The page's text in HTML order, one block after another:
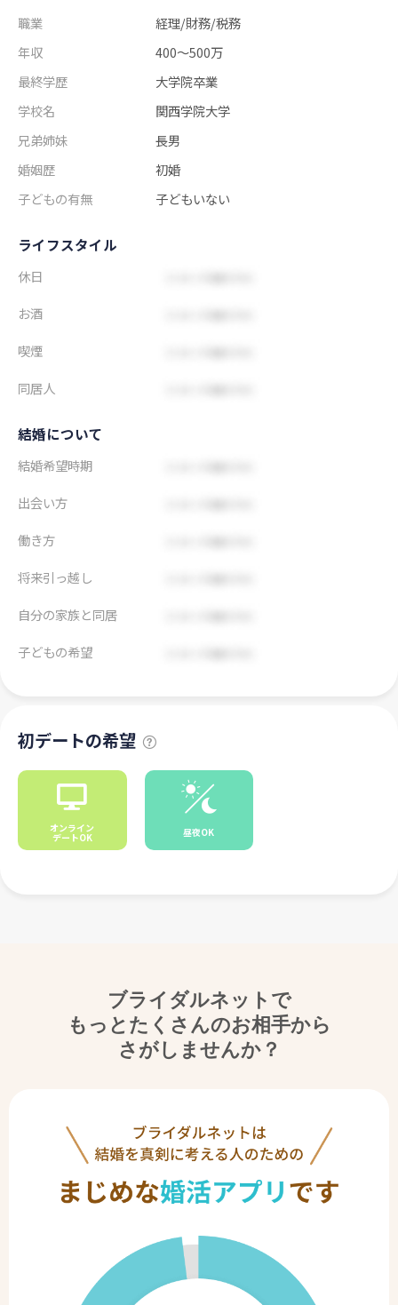
職業
経理/財務/税務
年収
400～500万
最終学歴
大学院卒業
学校名
関西学院大学
兄弟姉妹
長男
婚姻歴
初婚
子どもの有無
子どもいない
ライフスタイル
休日
お酒
喫煙
同居人
結婚について
結婚希望時期
出会い方
働き方
将来引っ越し
自分の家族と同居
子どもの希望
初デートの希望
オンライン
デートOK 昼夜OK
ブライダルネットで
もっとたくさんのお相手から
さがしませんか？